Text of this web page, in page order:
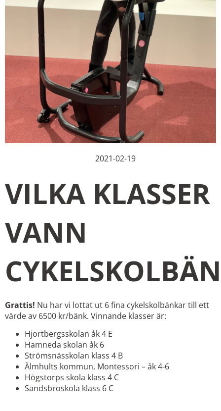
2021-02-19
VILKA KLASSER
VANN
Grattis! Nu har vi lottat ut 6 fina cykelskolbänkar till ett
värde av 6500 kr/bänk. Vinnande klasser är:
Hjortbergsskolan åk 4 E
Hamneda skolan åk 6
Strömsnässkolan klass 4 B
Älmhults kommun, Montessori – åk 4-6
Högstorps skola klass 4 C
Sandsbroskola klass 6 C